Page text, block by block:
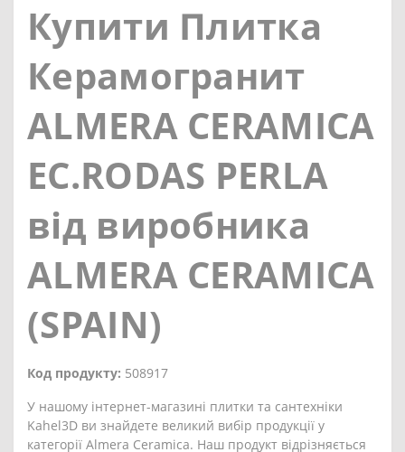
Купити Плитка
Керамогранит
ALMERA CERAMICA
EC.RODAS PERLA
від виробника
ALMERA CERAMICA
(SPAIN)
Код продукту: 508917
У нашому інтернет-магазині плитки та сантехніки
Kahel3D ви знайдете великий вибір продукції у
категорії Almera Ceramica. Наш продукт відрізняється